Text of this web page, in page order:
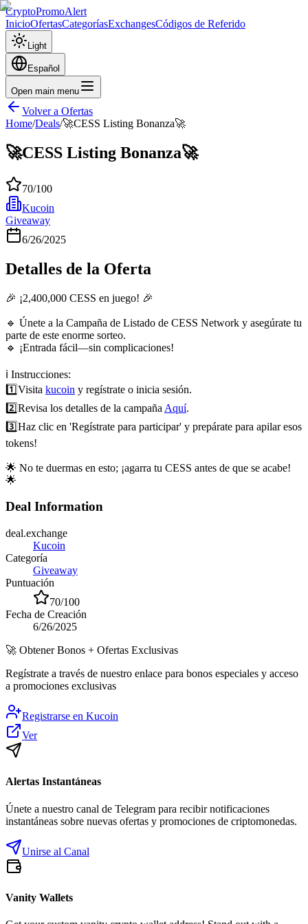
CryptoPromoAlert
InicioOfertasCategoríasExchangesCódigos de Referido
Light
Español
Open main menu
Volver a Ofertas
Home/Deals/🚀CESS Listing Bonanza🚀
🚀CESS Listing Bonanza🚀
70/100
Kucoin
Giveaway
6/26/2025
Detalles de la Oferta
🎉 ¡2,400,000 CESS en juego! 🎉
🔹 Únete a la Campaña de Listado de CESS Network y asegúrate tu
parte de este enorme sorteo.
🔹 ¡Entrada fácil—sin complicaciones!
ℹ️ Instrucciones:
1️⃣Visita kucoin y regístrate o inicia sesión.
2️⃣Revisa los detalles de la campaña Aquí.
3️⃣Haz clic en 'Regístrate para participar' y prepárate para apilar esos
tokens!
🌟 No te duermas en esto; ¡agarra tu CESS antes de que se acabe!
🌟
Deal Information
deal.exchange
Kucoin
Categoría
Giveaway
Puntuación
70/100
Fecha de Creación
6/26/2025
🚀 Obtener Bonos + Ofertas Exclusivas
Regístrate a través de nuestro enlace para bonos especiales y acceso
a promociones exclusivas
Registrarse en Kucoin
Ver
Alertas Instantáneas
Únete a nuestro canal de Telegram para recibir notificaciones
instantáneas sobre nuevas ofertas y promociones de criptomonedas.
Unirse al Canal
Vanity Wallets